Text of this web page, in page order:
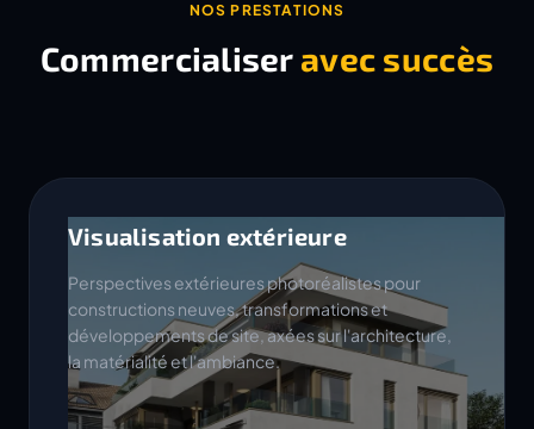
NOS PRESTATIONS
Commercialiser avec succès
Visualisation extérieure
Perspectives extérieures photoréalistes pour
constructions neuves, transformations et
développements de site, axées sur l'architecture,
la matérialité et l'ambiance.